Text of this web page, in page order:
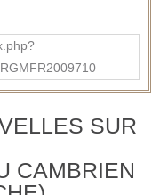
SUR
CAMBRIEN